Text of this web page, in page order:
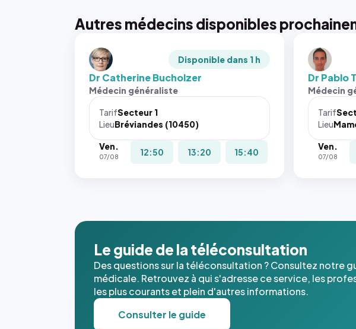
Autres médecins disponibles
Disponible dans 1 h
Dr Catherine Bucholzer
Médecin généraliste
TarifSecteur 1
LieuBréviandes (10450)
Ven.
07/08 12:50 13:20 15:40
Dr Pablo
Médecin
Tarif
Lieu
Ven.
07/08
Le guide de la téléconsultation
Des questions sur la téléconsultation ? Consultez notre
médicale. Retrouvez à qui s'adresse ce service, les
les plus courants et plein d'autres informations.
Consulter le guide